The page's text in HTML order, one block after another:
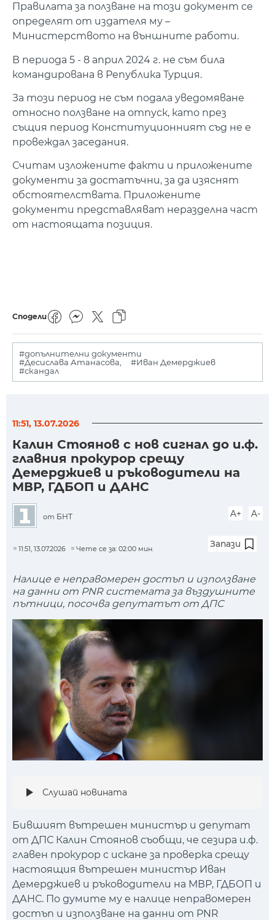
Правилата за ползване на този документ се
определят от издателя му –
Министерството на външните работи.
В периода 5 - 8 април 2024 г. не съм била
командирована в Република Турция.
За този период не съм подала уведомяване
относно ползване на отпуск, като през
същия период Конституционният съд не е
провеждал заседания.
Считам изложените факти и приложените
документи за достатъчни, за да изяснят
обстоятелствата. Приложените
документи представляват неразделна част
от настоящата позиция.
Сподели
#допълнителни документи
#Десислава Атанасова,
#Иван Демерджиев
#скандал
11:51, 13.07.2026
Калин Стоянов с нов сигнал до и.ф.
главния прокурор срещу
Демерджиев и ръководители на
МВР, ГДБОП и ДАНС
от БНТ A+ A-
11:51, 13.07.2026 Чете се за: 02:00 мин. Запази
Налице е неправомерен достъп и използване
на данни от PNR системата за въздушните
пътници, посочва депутатът от ДПС
Слушай новината
Бившият вътрешен министър и депутат
от ДПС Калин Стоянов съобщи, че сезира и.ф.
главен прокурор с искане за проверка срещу
настоящия вътрешен министър Иван
Демерджиев и ръководители на МВР, ГДБОП и
ДАНС. По думите му е налице неправомерен
достъп и използване на данни от PNR